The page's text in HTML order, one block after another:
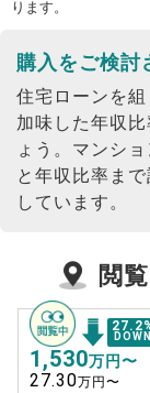
ります。
購入をご検討
住宅ローンを
加味した年収
ょう。 マンシ
と年収比率ま
しています。
閲
27.2
DOWN
1,530万円〜
27.30万円〜